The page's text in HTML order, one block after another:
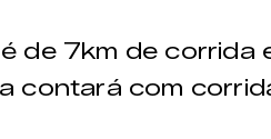
de 7km de corrida
contará com